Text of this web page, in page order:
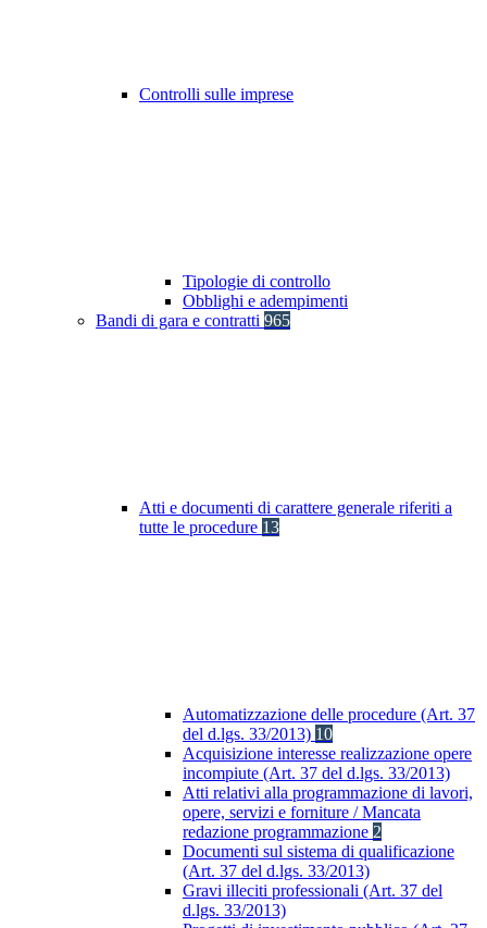
Controlli sulle imprese
Tipologie di controllo
Obblighi e adempimenti
Bandi di gara e contratti 965
Atti e documenti di carattere generale riferiti a
tutte le procedure 13
Automatizzazione delle procedure (Art. 37
del d.lgs. 33/2013) 10
Acquisizione interesse realizzazione opere
incompiute (Art. 37 del d.lgs. 33/2013)
Atti relativi alla programmazione di lavori,
opere, servizi e forniture / Mancata
redazione programmazione 2
Documenti sul sistema di qualificazione
(Art. 37 del d.lgs. 33/2013)
Gravi illeciti professionali (Art. 37 del
d.lgs. 33/2013)